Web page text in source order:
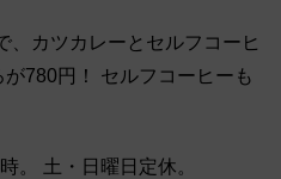
、カツカレーとセルフコーヒ
780円！ セルフコーヒーも
。 土・日曜日定休。